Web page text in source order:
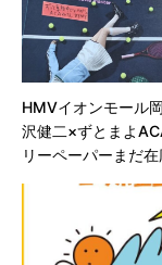
HMVイオンモール
沢健二×ずとまよ
リーペーパーまだ在